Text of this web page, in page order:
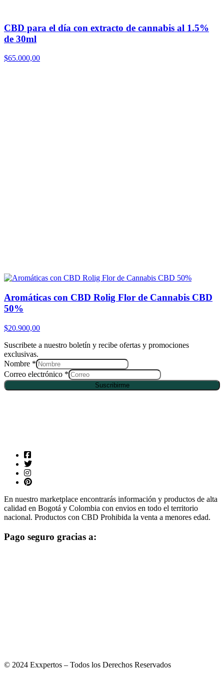
CBD para el día con extracto de cannabis al 1.5%
de 30ml
$65.000,00
Aromáticas con CBD Rolig Flor de Cannabis CBD
50%
$20.900,00
Suscribete a nuestro boletín y recibe ofertas y promociones
exclusivas.
Nombre *
Correo electrónico *
Suscribirme
En nuestro marketplace encontrarás información y productos de alta
calidad en Bogotá y Colombia con envios en todo el territorio
nacional. Productos con CBD Prohibida la venta a menores edad.
Pago seguro gracias a:
© 2024 Exxpertos – Todos los Derechos Reservados